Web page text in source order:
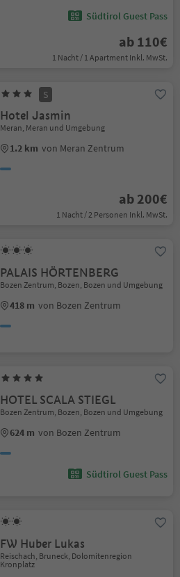
Südtirol Guest Pass
ab 110€
1 Nacht / 1 Apartment Inkl. MwSt.
S
Hotel Jasmin
Meran, Meran und Umgebung
1.2 km von Meran Zentrum
ab 200€
1 Nacht / 2 Personen Inkl. MwSt.
PALAIS HÖRTENBERG
Bozen Zentrum, Bozen, Bozen und Umgebung
418 m von Bozen Zentrum
HOTEL SCALA STIEGL
Bozen Zentrum, Bozen, Bozen und Umgebung
624 m von Bozen Zentrum
Südtirol Guest Pass
FW Huber Lukas
Reischach, Bruneck, Dolomitenregion
Kronplatz